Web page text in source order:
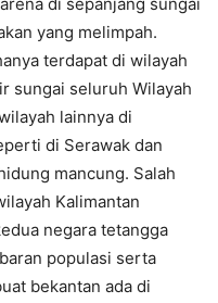
di sepanjang sungai
yang melimpah.
terdapat di wilayah
sungai seluruh Wilayah
lainnya di
di Serawak dan
mancung. Salah
Kalimantan
negara tetangga
populasi serta
bekantan ada di